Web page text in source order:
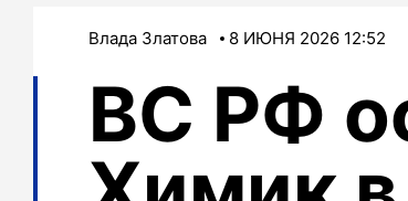
Влада Златова 8 ИЮНЯ 2026 12:52
ВС РФ